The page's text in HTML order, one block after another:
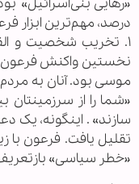
درصد، مهم‌ترین ابزار
نخستین واکنش فرعون
موسی بود. آنان به
«شما را از سرزمینتان
سازند» . اینگونه، یک
تقلیل یافت. فرعون با
«خطر سیاسی»